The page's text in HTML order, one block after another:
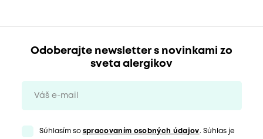
Odoberajte newsletter s novinkami zo
sveta alergikov
Súhlasím so spracovaním osobných údajov. Súhlas je